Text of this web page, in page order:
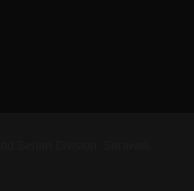
Serian Division, Sarawak